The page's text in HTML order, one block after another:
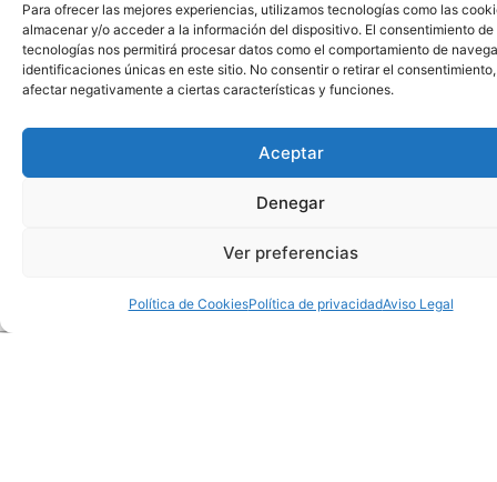
Para ofrecer las mejores experiencias, utilizamos tecnologías como las
almacenar y/o acceder a la información del dispositivo. El consentimiento de
tecnologías nos permitirá procesar datos como el comportamiento de
identificaciones únicas en este sitio. No consentir o retirar el
afectar negativamente a ciertas características y funciones.
Aceptar
Denegar
Ver preferencias
Política de CookiesPolítica de privacidadAviso Legal
línea, por teléfono o correo
electrónico.
Mensaje